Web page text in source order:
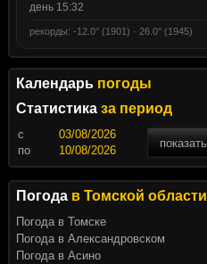
день 15:32
рекорды: -12.0° (1901) · 26.0° (1945)
Календарь погоды
Статистика за период
c
показать
по
Погода в Томской области
Погода в Томске
Погода в Александровском
Погода в Асино